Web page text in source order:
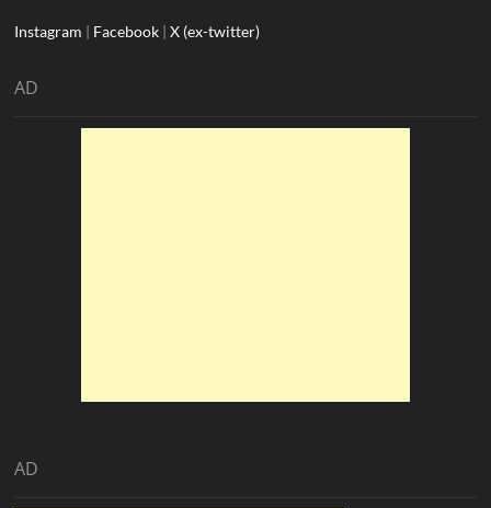
Instagram | Facebook |X (ex-twitter)
AD
AD